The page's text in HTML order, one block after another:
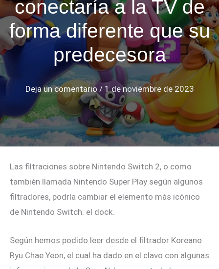
conectaría a la TV de
forma diferente que su
predecesora
Deja un comentario / 1 de noviembre de 2023
Las filtraciones sobre Nintendo Switch 2, o como
también llamada Nintendo Super Play según algunos
filtradores, podría cambiar el elemento más icónico
de Nintendo Switch: el dock.
Según hemos podido leer desde el filtrador Koreano
Ryu Chae Yeon, el cual ha dado en el clavo con algunas